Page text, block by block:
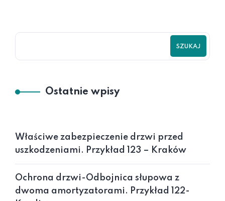
SZUKAJ
Ostatnie wpisy
Właściwe zabezpieczenie drzwi przed
uszkodzeniami. Przykład 123 – Kraków
Ochrona drzwi-Odbojnica słupowa z
dwoma amortyzatorami. Przykład 122-